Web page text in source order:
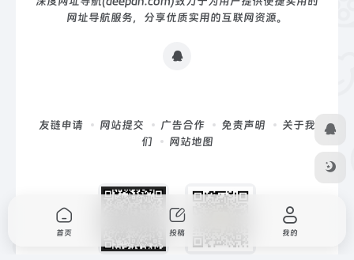
网址导航服务，分享优质实用的互联网资源。
友链申请 网站提交 广告合作 免责声明
关于我
们
网站地图
首页 投稿 我的